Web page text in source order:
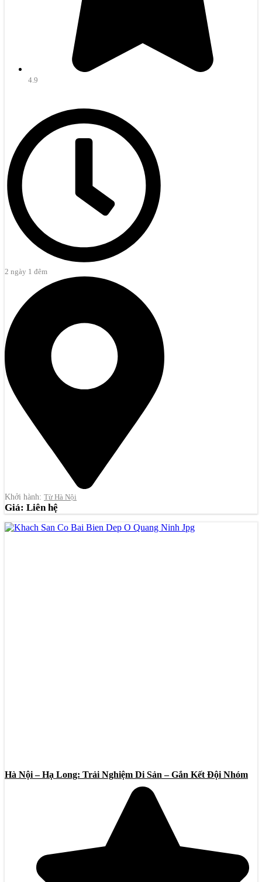
4.9
2 ngày 1 đêm
Khởi hành: Từ Hà Nội
Giá: Liên hệ
Hà Nội – Hạ Long: Trải Nghiệm Di Sản – Gắn Kết Đội Nhóm